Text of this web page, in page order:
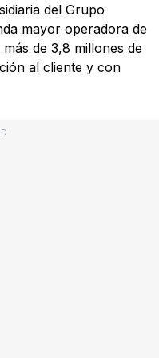
del Grupo
mayor operadora de
de 3,8 millones de
al cliente y con